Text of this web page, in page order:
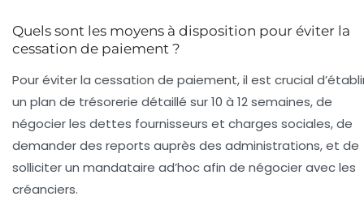
Quels sont les moyens à disposition pour éviter la
cessation de paiement ?
Pour éviter la cessation de paiement, il est crucial
un plan de trésorerie détaillé sur 10 à 12 semaines, de
négocier les dettes fournisseurs et charges sociales, de
demander des reports auprès des administrations, et de
solliciter un mandataire ad’hoc afin de négocier avec les
créanciers.